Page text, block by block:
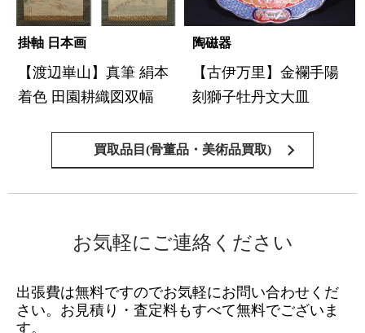
掛軸 日本画
【渡辺崋山】真筆 絹本
着色 田園耕織図双幅
陶磁器
【古伊万里】金襴手陽
刻獅子牡丹文大皿
買取品目(骨董品・美術品買取)
お気軽にご連絡ください
出張費は無料ですのでお気軽にお問い合わせくだ
さい。 お見積り・査定料もすべて無料でございま
す。